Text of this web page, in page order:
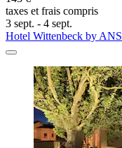
taxes et frais compris
3 sept. - 4 sept.
Hotel Wittenbeck by ANS